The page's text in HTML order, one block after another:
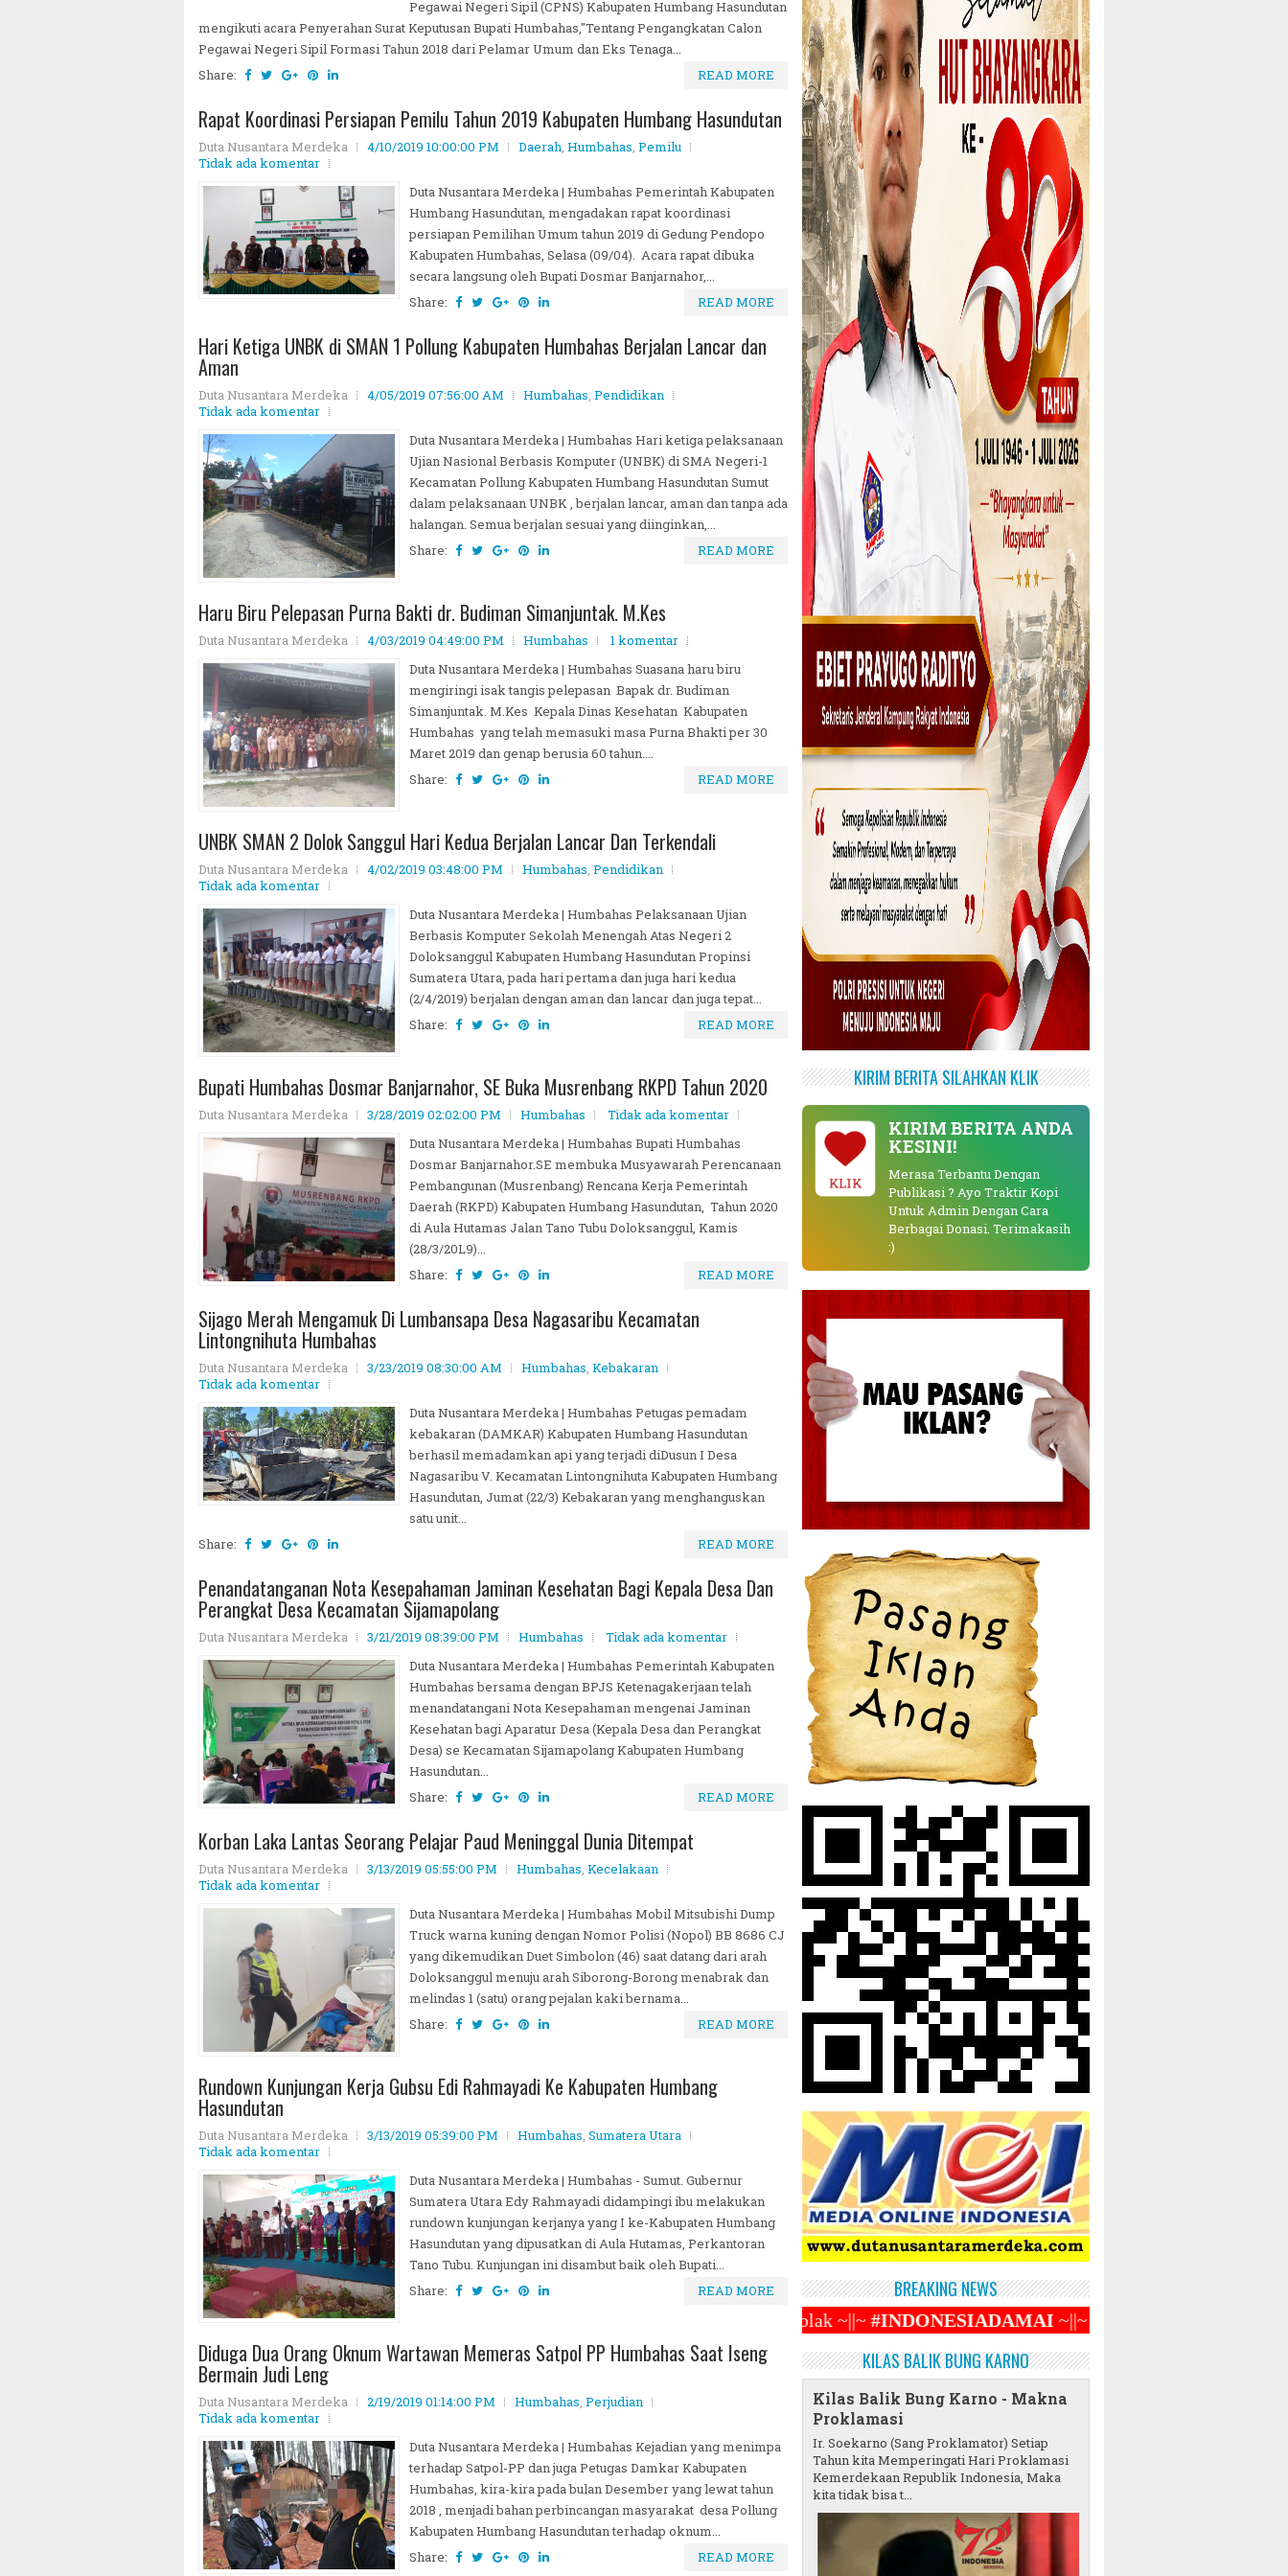
Pegawai Negeri Sipil (CPNS) Kabupaten Humbang Hasundutan
mengikuti acara Penyerahan Surat Keputusan Bupati Humbahas,"Tentang Pengangkatan Calon
Pegawai Negeri Sipil Formasi Tahun 2018 dari Pelamar Umum dan Eks Tenaga...
Share:
READ MORE
Rapat Koordinasi Persiapan Pemilu Tahun 2019 Kabupaten Humbang Hasundutan
Duta Nusantara Merdeka 4/10/2019 10:00:00 PM Daerah, Humbahas, Pemilu
Tidak ada komentar
Duta Nusantara Merdeka | Humbahas Pemerintah Kabupaten
Humbang Hasundutan, mengadakan rapat koordinasi
persiapan Pemilihan Umum tahun 2019 di Gedung Pendopo
Kabupaten Humbahas, Selasa (09/04). Acara rapat dibuka
secara langsung oleh Bupati Dosmar Banjarnahor,...
Share:
READ MORE
Hari Ketiga UNBK di SMAN 1 Pollung Kabupaten Humbahas Berjalan Lancar dan
Aman
Duta Nusantara Merdeka 4/05/2019 07:56:00 AM Humbahas, Pendidikan
Tidak ada komentar
Duta Nusantara Merdeka | Humbahas Hari ketiga pelaksanaan
Ujian Nasional Berbasis Komputer (UNBK) di SMA Negeri-1
Kecamatan Pollung Kabupaten Humbang Hasundutan Sumut
dalam pelaksanaan UNBK , berjalan lancar, aman dan tanpa ada
halangan. Semua berjalan sesuai yang diinginkan,...
Share:
READ MORE
Haru Biru Pelepasan Purna Bakti dr. Budiman Simanjuntak. M.Kes
Duta Nusantara Merdeka 4/03/2019 04:49:00 PM Humbahas
1 komentar
Duta Nusantara Merdeka | Humbahas Suasana haru biru
mengiringi isak tangis pelepasan Bapak dr. Budiman
Simanjuntak. M.Kes Kepala Dinas Kesehatan Kabupaten
Humbahas yang telah memasuki masa Purna Bhakti per 30
Maret 2019 dan genap berusia 60 tahun....
Share:
READ MORE
UNBK SMAN 2 Dolok Sanggul Hari Kedua Berjalan Lancar Dan Terkendali
Duta Nusantara Merdeka 4/02/2019 03:48:00 PM Humbahas, Pendidikan
Tidak ada komentar
Duta Nusantara Merdeka | Humbahas Pelaksanaan Ujian
Berbasis Komputer Sekolah Menengah Atas Negeri 2
Doloksanggul Kabupaten Humbang Hasundutan Propinsi
Sumatera Utara, pada hari pertama dan juga hari kedua
(2/4/2019) berjalan dengan aman dan lancar dan juga tepat...
Share:
READ MORE
Bupati Humbahas Dosmar Banjarnahor, SE Buka Musrenbang RKPD Tahun 2020
Duta Nusantara Merdeka 3/28/2019 02:02:00 PM Humbahas
Tidak ada komentar
Duta Nusantara Merdeka | Humbahas Bupati Humbahas
Dosmar Banjarnahor.SE membuka Musyawarah Perencanaan
Pembangunan (Musrenbang) Rencana Kerja Pemerintah
Daerah (RKPD) Kabupaten Humbang Hasundutan, Tahun 2020
di Aula Hutamas Jalan Tano Tubu Doloksanggul, Kamis
(28/3/20L9)...
Share:
READ MORE
Sijago Merah Mengamuk Di Lumbansapa Desa Nagasaribu Kecamatan
Lintongnihuta Humbahas
Duta Nusantara Merdeka 3/23/2019 08:30:00 AM Humbahas, Kebakaran
Tidak ada komentar
Duta Nusantara Merdeka | Humbahas Petugas pemadam
kebakaran (DAMKAR) Kabupaten Humbang Hasundutan
berhasil memadamkan api yang terjadi diDusun I Desa
Nagasaribu V. Kecamatan Lintongnihuta Kabupaten Humbang
Hasundutan, Jumat (22/3) Kebakaran yang menghanguskan
satu unit...
Share:
READ MORE
Penandatanganan Nota Kesepahaman Jaminan Kesehatan Bagi Kepala Desa Dan
Perangkat Desa Kecamatan Sijamapolang
Duta Nusantara Merdeka 3/21/2019 08:39:00 PM Humbahas
Tidak ada komentar
Duta Nusantara Merdeka | Humbahas Pemerintah Kabupaten
Humbahas bersama dengan BPJS Ketenagakerjaan telah
menandatangani Nota Kesepahaman mengenai Jaminan
Kesehatan bagi Aparatur Desa (Kepala Desa dan Perangkat
Desa) se Kecamatan Sijamapolang Kabupaten Humbang
Hasundutan...
Share:
READ MORE
Korban Laka Lantas Seorang Pelajar Paud Meninggal Dunia Ditempat
Duta Nusantara Merdeka 3/13/2019 05:55:00 PM Humbahas, Kecelakaan
Tidak ada komentar
Duta Nusantara Merdeka | Humbahas Mobil Mitsubishi Dump
Truck warna kuning dengan Nomor Polisi (Nopol) BB 8686 CJ
yang dikemudikan Duet Simbolon (46) saat datang dari arah
Doloksanggul menuju arah Siborong-Borong menabrak dan
melindas 1 (satu) orang pejalan kaki bernama...
Share:
READ MORE
Rundown Kunjungan Kerja Gubsu Edi Rahmayadi Ke Kabupaten Humbang
Hasundutan
Duta Nusantara Merdeka 3/13/2019 05:39:00 PM Humbahas, Sumatera Utara
Tidak ada komentar
Duta Nusantara Merdeka | Humbahas - Sumut. Gubernur
Sumatera Utara Edy Rahmayadi didampingi ibu melakukan
rundown kunjungan kerjanya yang I ke-Kabupaten Humbang
Hasundutan yang dipusatkan di Aula Hutamas, Perkantoran
Tano Tubu. Kunjungan ini disambut baik oleh Bupati...
Share:
READ MORE
Diduga Dua Orang Oknum Wartawan Memeras Satpol PP Humbahas Saat Iseng
Bermain Judi Leng
Duta Nusantara Merdeka 2/19/2019 01:14:00 PM Humbahas, Perjudian
Tidak ada komentar
Duta Nusantara Merdeka | Humbahas Kejadian yang menimpa
terhadap Satpol-PP dan juga Petugas Damkar Kabupaten
Humbahas, kira-kira pada bulan Desember yang lewat tahun
2018 , menjadi bahan perbincangan masyarakat desa Pollung
Kabupaten Humbang Hasundutan terhadap oknum...
Share:
READ MORE
KIRIM BERITA SILAHKAN KLIK
KLIK
KIRIM BERITA ANDA
KESINI!
Merasa Terbantu Dengan
Publikasi ? Ayo Traktir Kopi
Untuk Admin Dengan Cara
Berbagai Donasi. Terimakasih
:)
BREAKING NEWS
Umum Partai Gerindra Periode 2025 - 2030 ~||~ Praperadilan Hasto Kristianto Di Tolak ~||~ #INDONESIADAMAI~||~
KILAS BALIK BUNG KARNO
Kilas Balik Bung Karno - Makna
Proklamasi
Ir. Soekarno (Sang Proklamator) Setiap
Tahun kita Memperingati Hari Proklamasi
Kemerdekaan Republik Indonesia, Maka
kita tidak bisa t...